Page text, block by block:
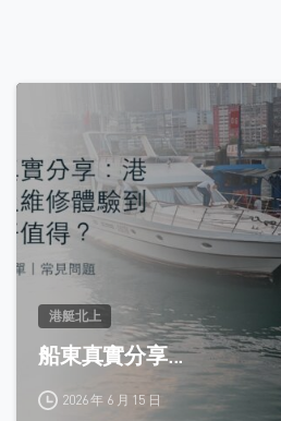
港艇北上
船東真實分享...
2026 年 6 月 15 日